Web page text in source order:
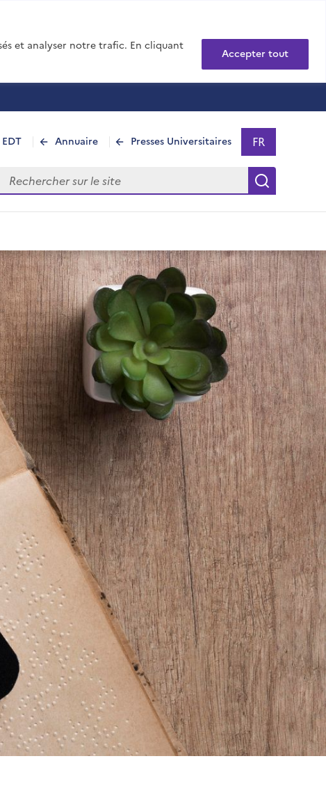
et analyser notre trafic. En cliquant
Accepter tout
EDT Annuaire Presses Universitaires Sélectionner
FR
- Français
Rechercher sur le site